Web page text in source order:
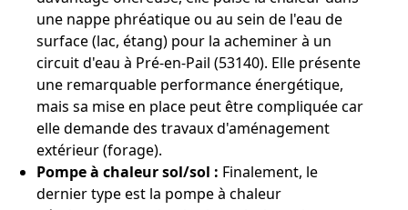
une nappe phréatique ou au sein de l'eau de
surface (lac, étang) pour la acheminer à un
circuit d'eau à Pré-en-Pail (53140). Elle présente
une remarquable performance énergétique,
mais sa mise en place peut être compliquée car
elle demande des travaux d'aménagement
extérieur (forage).
Pompe à chaleur sol/sol : Finalement, le
dernier type est la pompe à chaleur